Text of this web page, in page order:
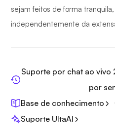
sejam feitos de forma
independentemente da
Suporte por chat ao vivo
por
Base de conhecimento
Suporte UltaAI